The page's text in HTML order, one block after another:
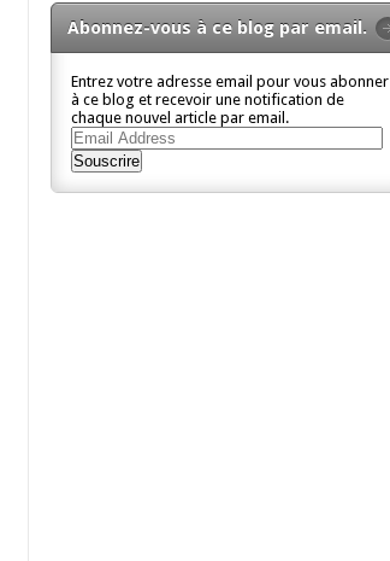
Abonnez-vous à ce blog par email.
Entrez votre adresse email pour vous abonner
à ce blog et recevoir une notification de
chaque nouvel article par email.
Email
Address
Souscrire